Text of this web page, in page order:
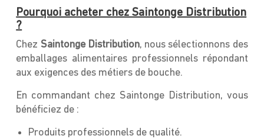
Pourquoi acheter chez Saintonge Distribution
?
Chez Saintonge Distribution, nous sélectionnons des
emballages alimentaires professionnels répondant
aux exigences des métiers de bouche.
En commandant chez Saintonge Distribution, vous
bénéficiez de :
Produits professionnels de qualité.